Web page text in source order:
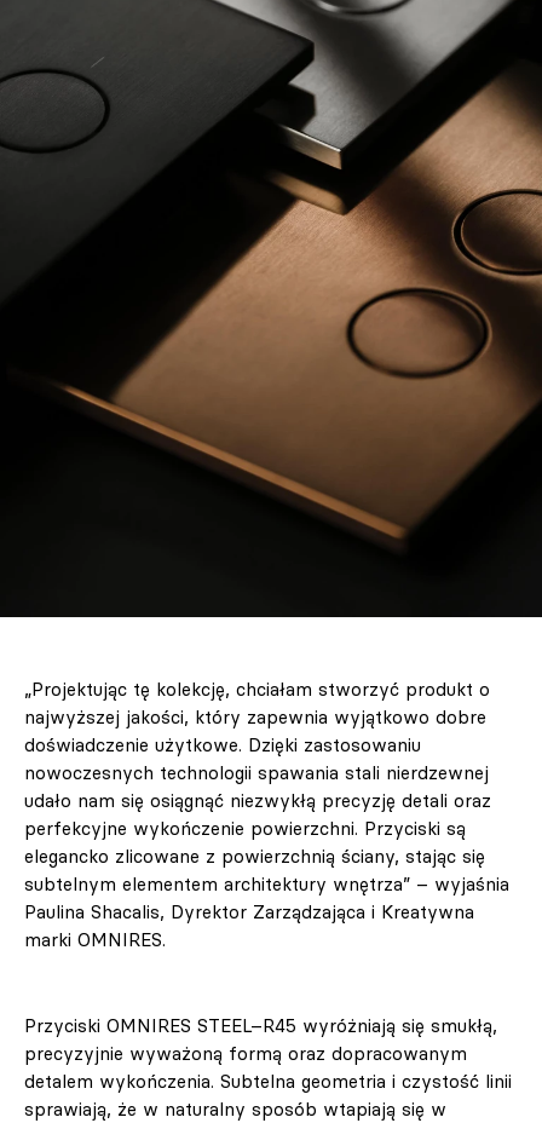
„Projektując tę kolekcję, chciałam stworzyć produkt o
najwyższej jakości, który zapewnia wyjątkowo dobre
doświadczenie użytkowe. Dzięki zastosowaniu
nowoczesnych technologii spawania stali nierdzewnej
udało nam się osiągnąć niezwykłą precyzję detali oraz
perfekcyjne wykończenie powierzchni. Przyciski są
elegancko zlicowane z powierzchnią ściany, stając się
subtelnym elementem architektury wnętrza” – wyjaśnia
Paulina Shacalis, Dyrektor Zarządzająca i Kreatywna
marki OMNIRES.
Przyciski OMNIRES STEEL–R45 wyróżniają się smukłą,
precyzyjnie wyważoną formą oraz dopracowanym
detalem wykończenia. Subtelna geometria i czystość linii
sprawiają, że w naturalny sposób wtapiają się w